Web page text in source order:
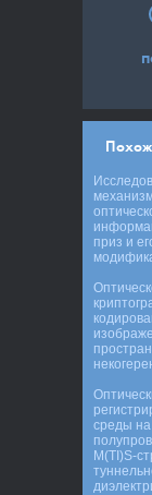
приз и
среды на
M(TI)S-